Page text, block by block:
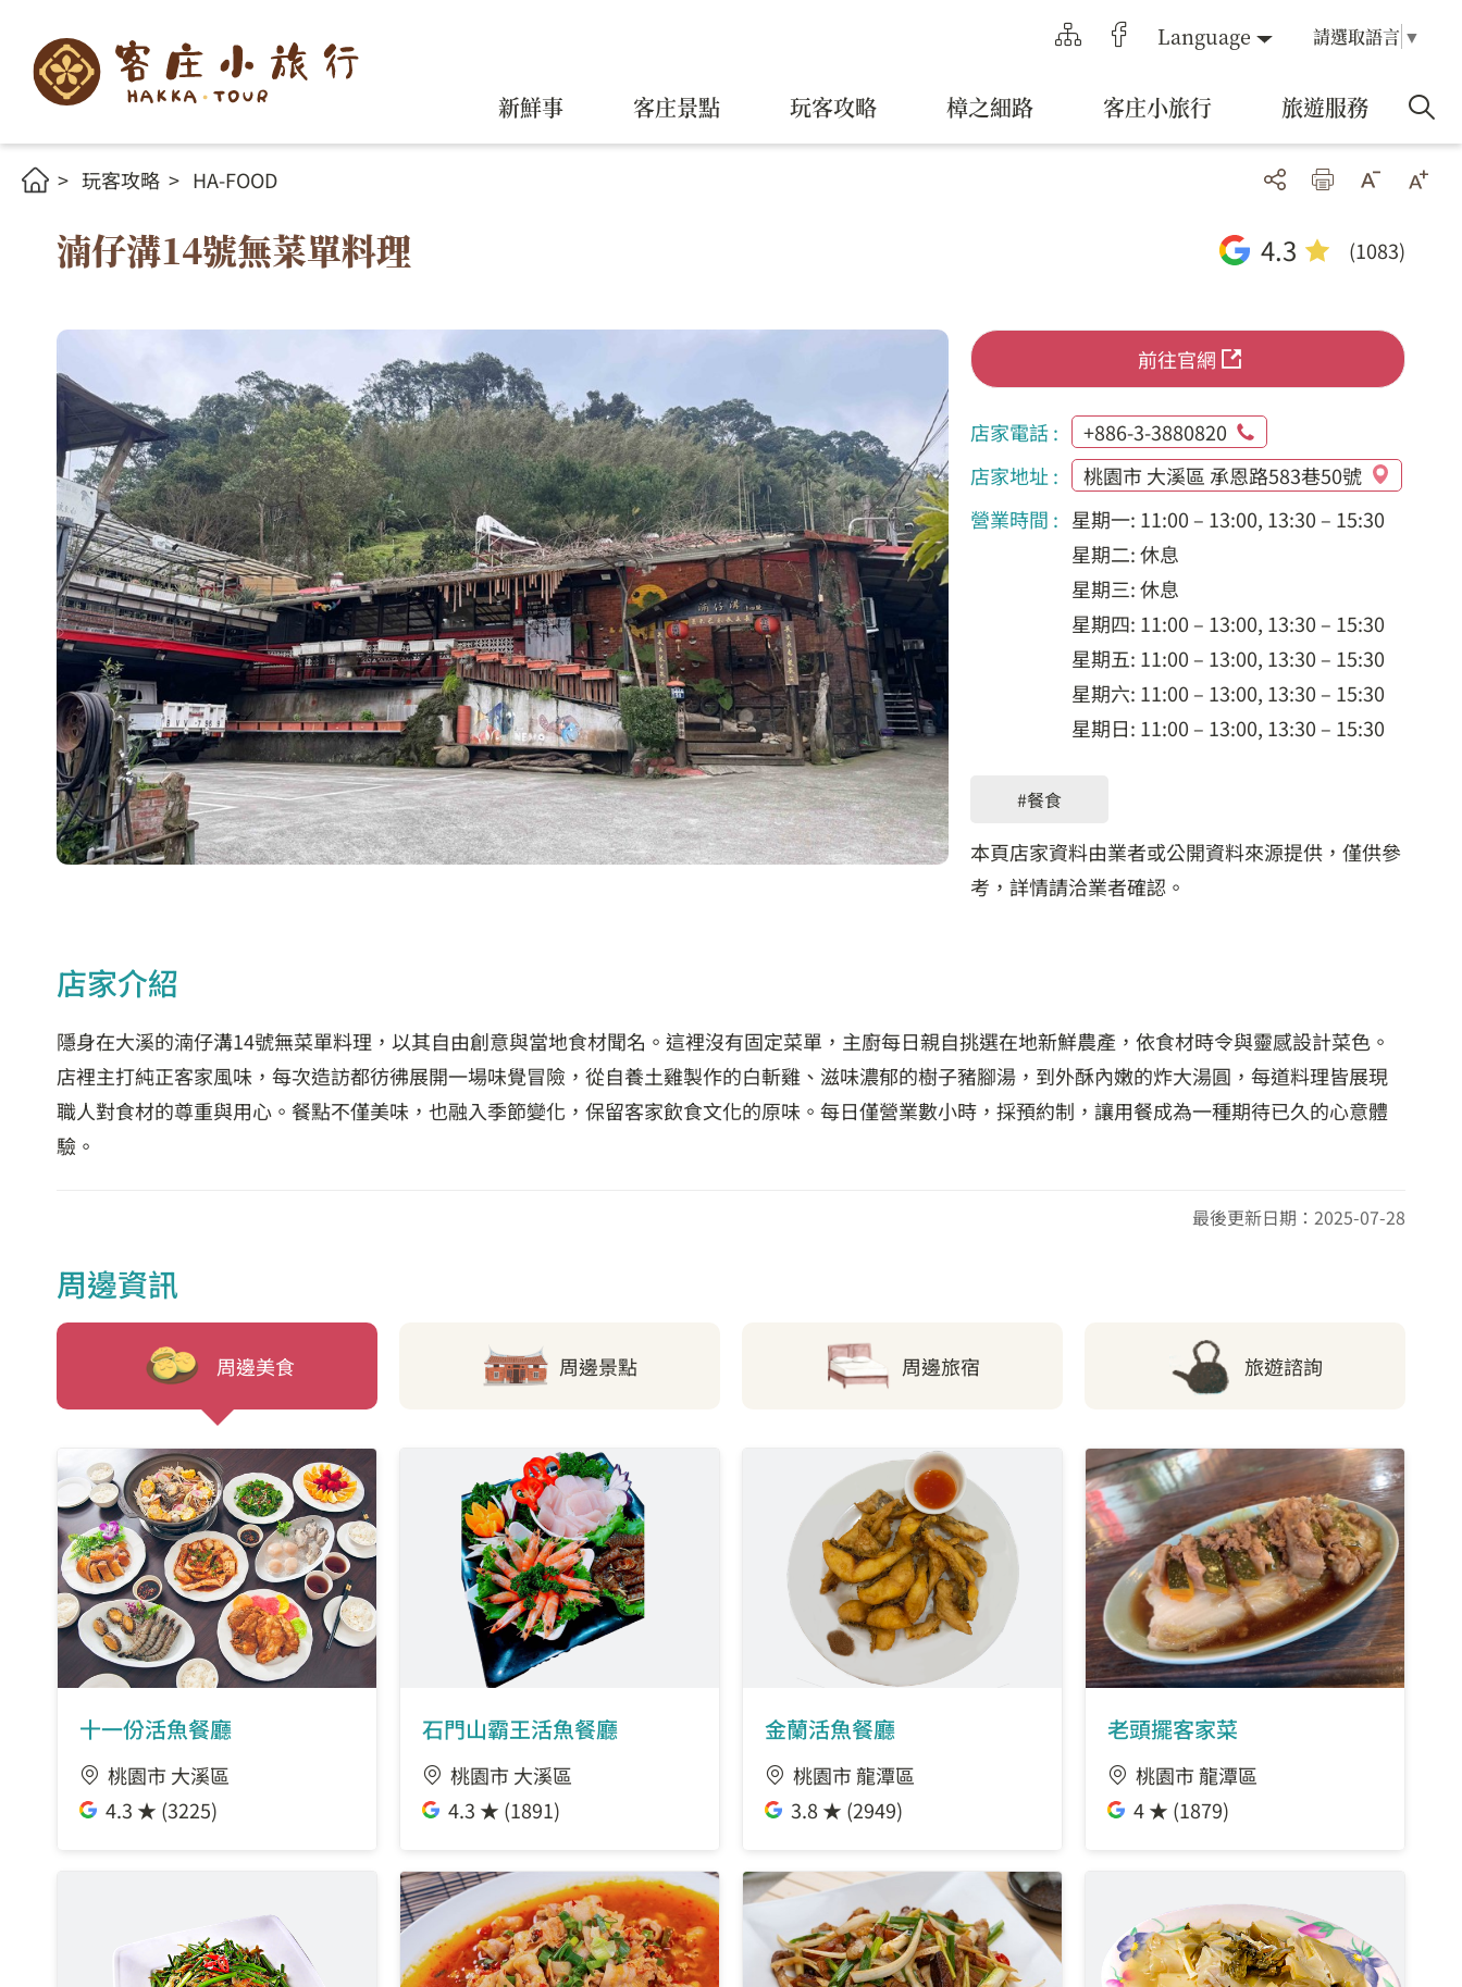
Language 請選取語言 ▼
新鮮事 客庄景點 玩客攻略 樟之細路 客庄小旅行 旅遊服務
玩客攻略 HA-FOOD
湳仔溝14號無菜單料理 4.3 (1083)
前往官網
店家電話 :
+886-3-3880820
店家地址 :
桃園市 大溪區 承恩路583巷50號
營業時間 : 星期一: 11:00 – 13:00, 13:30 – 15:30
星期二: 休息
星期三: 休息
星期四: 11:00 – 13:00, 13:30 – 15:30
星期五: 11:00 – 13:00, 13:30 – 15:30
星期六: 11:00 – 13:00, 13:30 – 15:30
星期日: 11:00 – 13:00, 13:30 – 15:30
#餐食
本頁店家資料由業者或公開資料來源提供，僅供參
考，詳情請洽業者確認。
店家介紹
隱身在大溪的湳仔溝14號無菜單料理，以其自由創意與當地食材聞名。這裡沒有固定菜單，主廚每日親自挑選在地新鮮農產，依食材時令與靈感設計菜色。
店裡主打純正客家風味，每次造訪都彷彿展開一場味覺冒險，從自養土雞製作的白斬雞、滋味濃郁的樹子豬腳湯，到外酥內嫩的炸大湯圓，每道料理皆展現
職人對食材的尊重與用心。餐點不僅美味，也融入季節變化，保留客家飲食文化的原味。每日僅營業數小時，採預約制，讓用餐成為一種期待已久的心意體
驗。
最後更新日期：2025-07-28
周邊資訊
周邊美食 周邊景點 周邊旅宿 旅遊諮詢
十一份活魚餐廳
桃園市 大溪區
4.3 ★ (3225)
石門山霸王活魚餐廳
桃園市 大溪區
4.3 ★ (1891)
金蘭活魚餐廳
桃園市 龍潭區
3.8 ★ (2949)
老頭擺客家菜
桃園市 龍潭區
4 ★ (1879)